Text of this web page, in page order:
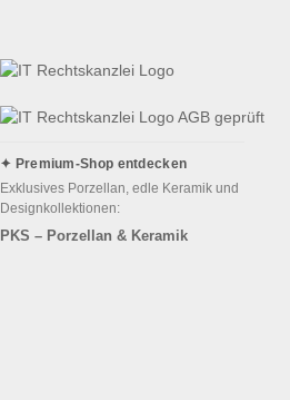
✦ Premium-Shop entdecken
Exklusives Porzellan, edle Keramik und
Designkollektionen:
PKS – Porzellan & Keramik